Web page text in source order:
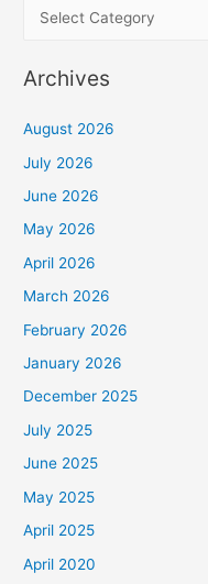
Selatan
Selatan
h
K
a
o
r
i
Archives
August 2026
July 2026
June 2026
May 2026
April 2026
March 2026
February 2026
January 2026
December 2025
July 2025
June 2025
May 2025
April 2025
April 2020